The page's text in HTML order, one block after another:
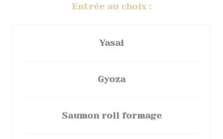
Entrée au choix :
Yasai
Gyoza
Saumon roll formage